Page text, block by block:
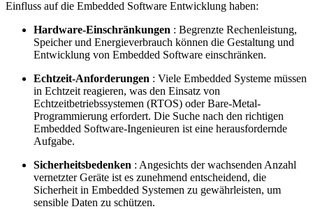
Einfluss auf die Embedded Software Entwicklung haben:
Hardware-Einschränkungen : Begrenzte Rechenleistung,
Speicher und Energieverbrauch können die Gestaltung und
Entwicklung von Embedded Software einschränken.
Echtzeit-Anforderungen : Viele Embedded Systeme müssen
in Echtzeit reagieren, was den Einsatz von
Echtzeitbetriebssystemen (RTOS) oder Bare-Metal-
Programmierung erfordert. Die Suche nach den richtigen
Embedded Software-Ingenieuren ist eine herausfordernde
Aufgabe.
Sicherheitsbedenken : Angesichts der wachsenden Anzahl
vernetzter Geräte ist es zunehmend entscheidend, die
Sicherheit in Embedded Systemen zu gewährleisten, um
sensible Daten zu schützen.